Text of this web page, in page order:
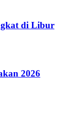
di Libur
2026